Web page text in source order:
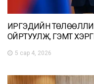
ИРГЭДИЙН
ОЙРТУУЛЖ, ГЭМТ
5 сар 4, 2026